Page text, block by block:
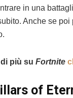
in una
Anche se poi
più su Fortnite
of